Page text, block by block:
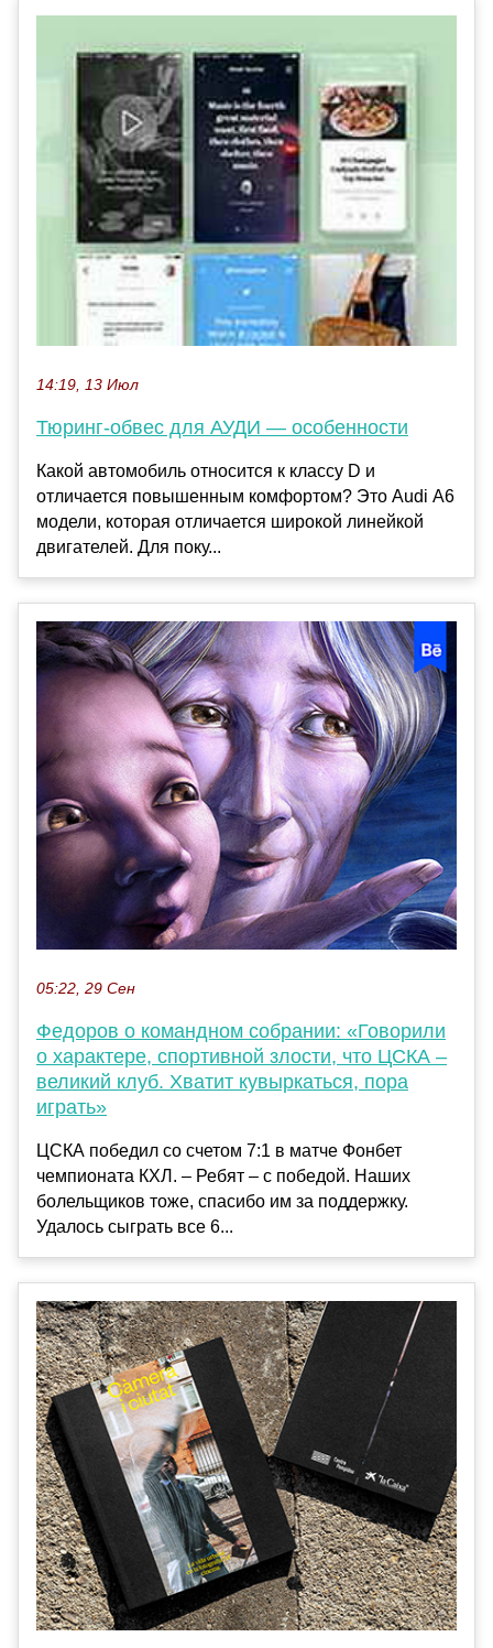
14:19, 13 Июл
Тюринг-обвес для АУДИ — особенности
Какой автомобиль относится к классу D и
отличается повышенным комфортом? Это Audi А6
модели, которая отличается широкой линейкой
двигателей. Для поку...
05:22, 29 Сен
Федоров о командном собрании: «Говорили
о характере, спортивной злости, что ЦСКА –
великий клуб. Хватит кувыркаться, пора
играть»
ЦСКА победил со счетом 7:1 в матче Фонбет
чемпионата КХЛ. – Ребят – с победой. Наших
болельщиков тоже, спасибо им за поддержку.
Удалось сыграть все 6...